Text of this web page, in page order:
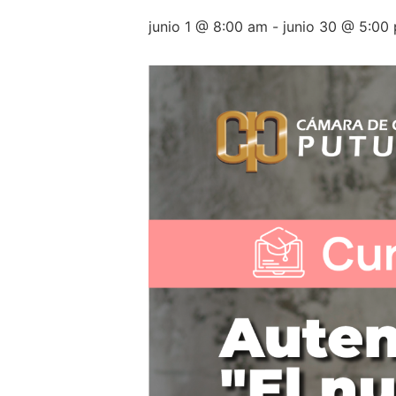
junio 1 @ 8:00 am - junio 30 @ 5:00